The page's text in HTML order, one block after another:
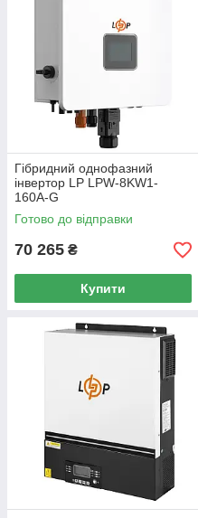
Гібридний однофазний
інвертор LP LPW-8KW1-
160A-G
Готово до відправки
70 265 ₴
Купити